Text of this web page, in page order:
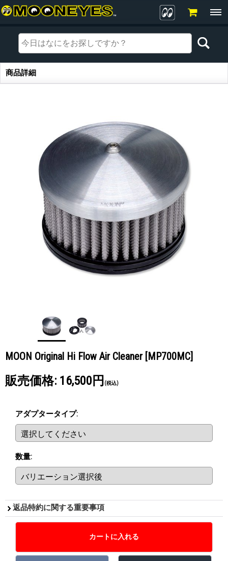
商品詳細
商品詳細
MOON Original Hi Flow Air Cleaner [MP700MC]
販売価格: 16,500円 (税込)
アダプタータイプ:
数量:
返品特約に関する重要事項